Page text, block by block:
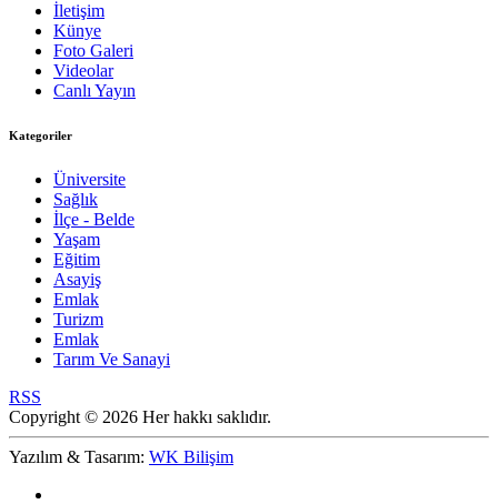
İletişim
Künye
Foto Galeri
Videolar
Canlı Yayın
Kategoriler
Üniversite
Sağlık
İlçe - Belde
Yaşam
Eğitim
Asayiş
Emlak
Turizm
Emlak
Tarım Ve Sanayi
RSS
Copyright © 2026 Her hakkı saklıdır.
Yazılım & Tasarım: WK Bilişim